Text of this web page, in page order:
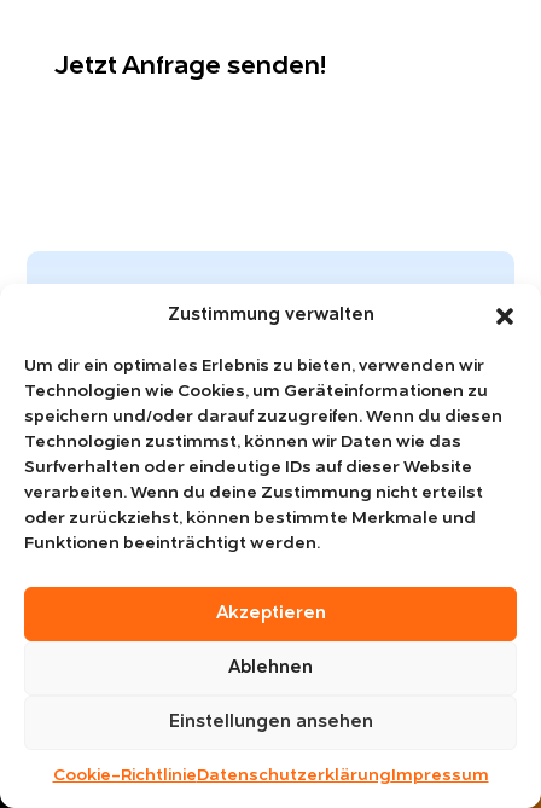
Zustimmung verwalten
Um dir ein optimales Erlebnis zu bieten, verwenden wir
Technologien wie Cookies, um Geräteinformationen zu
speichern und/oder darauf zuzugreifen. Wenn du diesen
Technologien zustimmst, können wir Daten wie das
Surfverhalten oder eindeutige IDs auf dieser Website
verarbeiten. Wenn du deine Zustimmung nicht erteilst
oder zurückziehst, können bestimmte Merkmale und
Funktionen beeinträchtigt werden.
Akzeptieren
Ablehnen
Einstellungen ansehen
Cookie-Richtlinie Datenschutzerklärung Impressum
Jetzt Anfrage senden!
SOLARANLAGE INSTALLIEREN?
Jetzt Angebot
konfigurieren!
Erhalten Sie ein Angebot für Ihre Immobilie – einfach
und online!